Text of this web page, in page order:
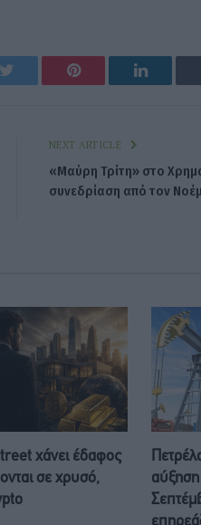
Pinterest
NEXT ARTICLE
«Μαύρη Τρίτη» στο
συνεδρίαση από τον
χάνει έδαφος
σε χρυσό,